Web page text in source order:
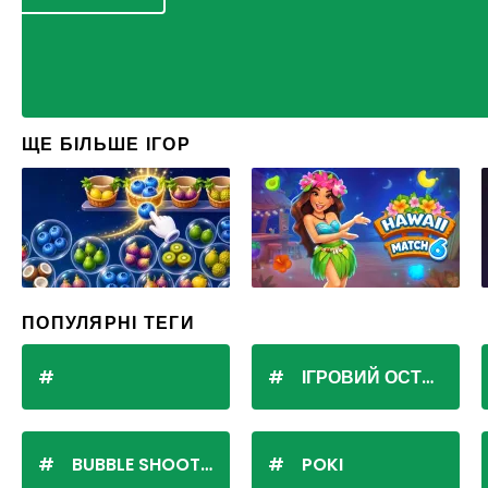
ЩЕ БІЛЬШЕ ІГОР
ПОПУЛЯРНІ ТЕГИ
BUBBLE SHOOTER
ІГРОВИЙ ОСТРІВ
POKI